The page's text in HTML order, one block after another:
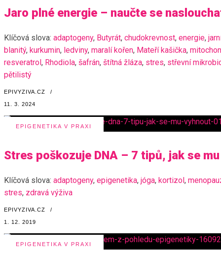
Jaro plné energie – naučte se
Klíčová slova: adaptogeny, Butyrát, chudokrevnost, energie,
blanitý, kurkumin, ledviny, maralí kořen, Mateří kašička,
resveratrol, Rhodiola, šafrán, štítná žláza, stres, střevní
pětilistý
EPIVYZIVA.CZ /
11. 3. 2024
EPIGENETIKA V PRAXI
Stres poškozuje DNA – 7 tipů, jak se
Klíčová slova: adaptogeny, epigenetika, jóga, kortizol,
stres, zdravá výživa
EPIVYZIVA.CZ /
1. 12. 2019
EPIGENETIKA V PRAXI